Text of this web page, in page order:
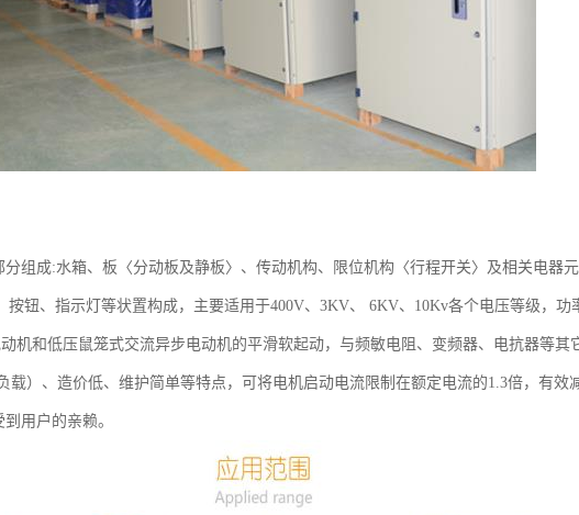
组成:水箱、板〈分动板及静板〉、传动机构、限位机构〈行程开关〉及相关电器
按钮、指示灯等状置构成，主要适用于400V、3KV、 6KV、10Kv各个电压等级，功
机和低压鼠笼式交流异步电动机的平滑软起动，与频敏电阻、变频器、电抗器等其
载）、造价低、维护简单等特点，可将电机启动电流限制在额定电流的1.3倍，有效
用户的亲赖。